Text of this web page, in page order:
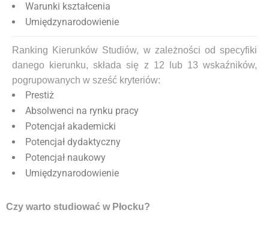
Warunki kształcenia
Umiędzynarodowienie
Ranking Kierunków Studiów, w zależności od specyfiki
danego kierunku, składa się z 12 lub 13 wskaźników,
pogrupowanych w sześć kryteriów:
Prestiż
Absolwenci na rynku pracy
Potencjał akademicki
Potencjał dydaktyczny
Potencjał naukowy
Umiędzynarodowienie
Czy warto studiować w Płocku?